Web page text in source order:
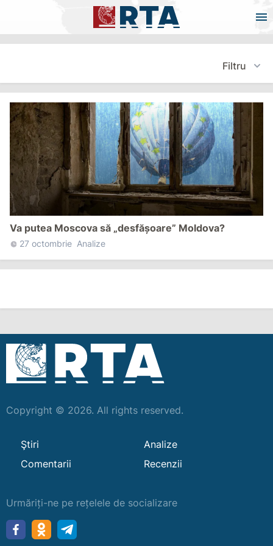
Filtru
Va putea Moscova să „desfășoare” Moldova?
27 octombrie Analize
Copyright © 2026. All rights reserved.
Ştiri
Analize
Comentarii
Recenzii
Urmăriți-ne pe rețelele de socializare